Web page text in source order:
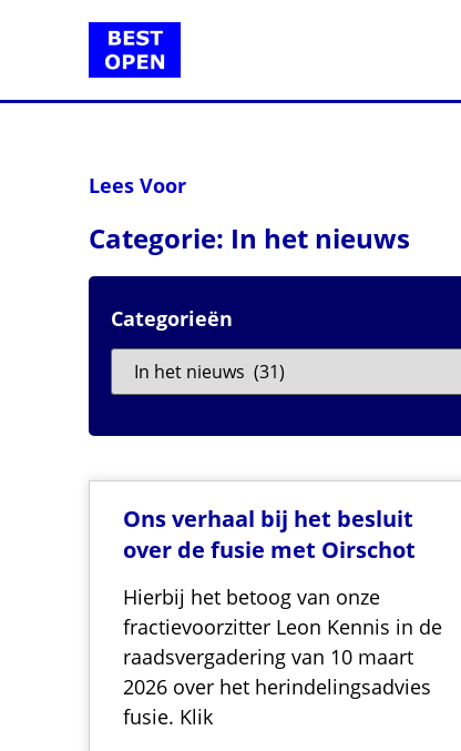
Lees Voor
Categorie: In het nieuws
Categorieën
Ons verhaal bij het besluit
over de fusie met Oirschot
Hierbij het betoog van onze
fractievoorzitter Leon Kennis in de
raadsvergadering van 10 maart
2026 over het herindelingsadvies
fusie. Klik